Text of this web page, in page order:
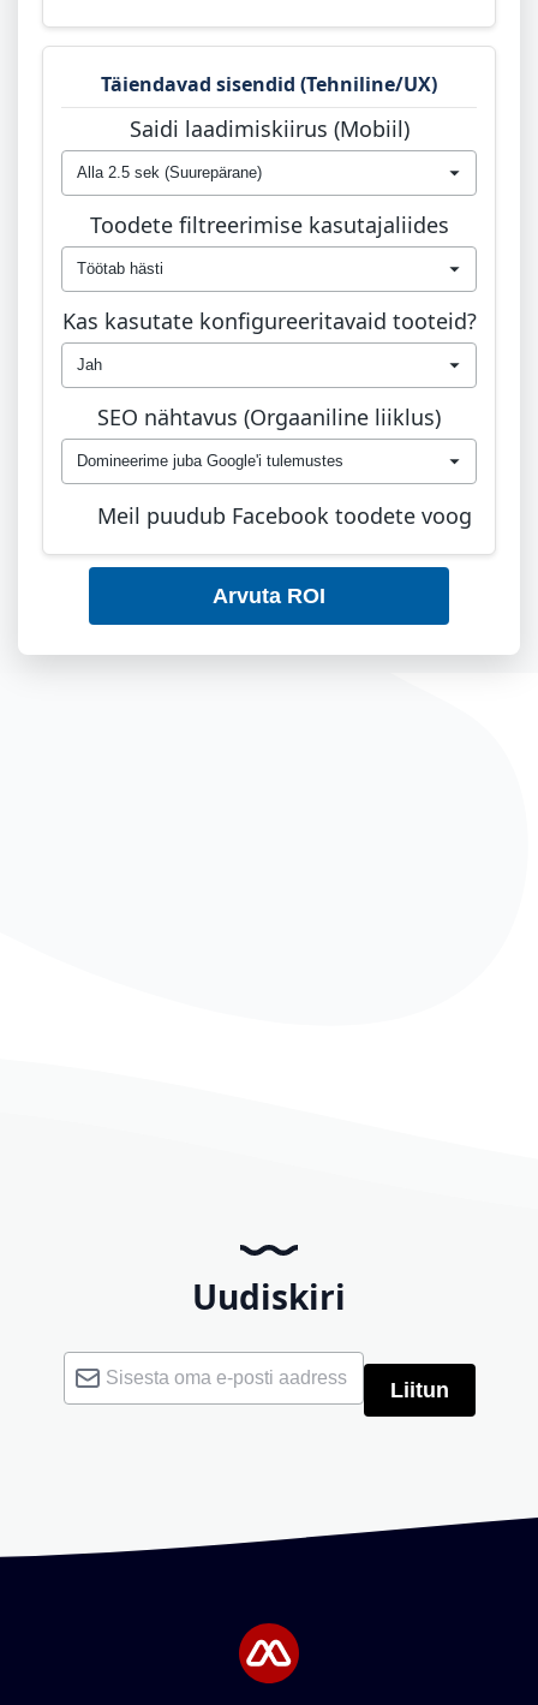
Täiendavad sisendid (Tehniline/UX)
Täiendavad
sisendid
Saidi laadimiskiirus (Mobiil)
Toodete filtreerimise kasutajaliides
Kas kasutate konfigureeritavaid tooteid?
SEO nähtavus (Orgaaniline liiklus)
Meil puudub Facebook toodete voog
Arvuta ROI
Uudiskiri
Liitu uudiskirjaga:
Liitun